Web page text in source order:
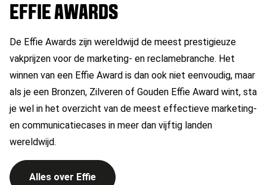
EFFIE AWARDS
De Effie Awards zijn wereldwijd de meest prestigieuze
vakprijzen voor de marketing- en reclamebranche. Het
winnen van een Effie Award is dan ook niet eenvoudig, maar
als je een Bronzen, Zilveren of Gouden Effie Award wint, sta
je wel in het overzicht van de meest effectieve marketing-
en communicatiecases in meer dan vijftig landen
wereldwijd.
Alles over Effie